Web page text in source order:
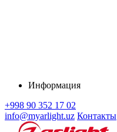
Информация
+998 90 352 17 02
info@myarlight.uz Контакты